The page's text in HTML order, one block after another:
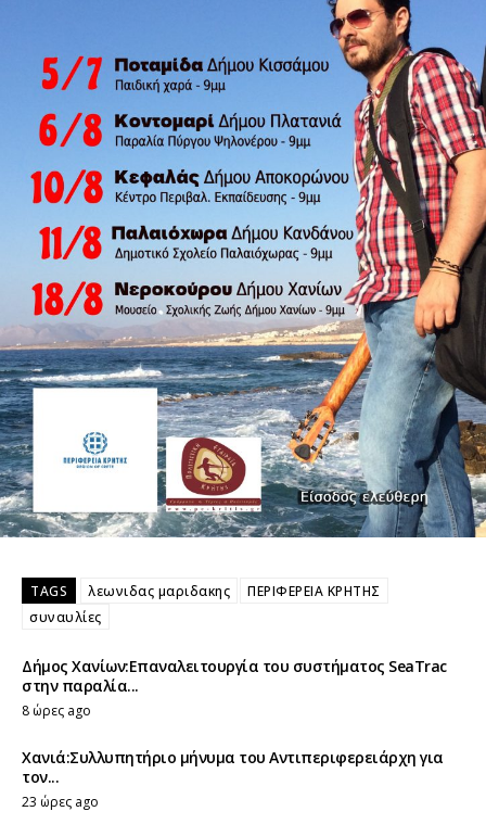
TAGS λεωνιδας μαριδακης
ΠΕΡΙΦΕΡΕΙΑ ΚΡΗΤΗΣ
συναυλίες
Δήμος Χανίων:Επαναλειτουργία του συστήματος SeaTrac
στην παραλία...
8 ώρες ago
Χανιά:Συλλυπητήριο μήνυμα του Αντιπεριφερειάρχη για
τον...
23 ώρες ago